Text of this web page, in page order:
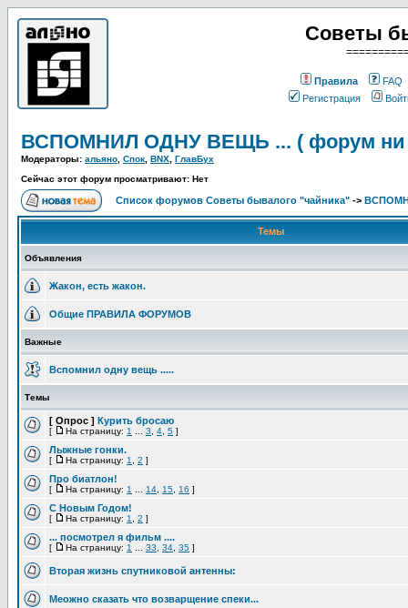
Советы
Правила
FAQ
Регистрация
ВСПОМНИЛ ОДНУ ВЕЩЬ ... ( форум ни
Модераторы: альяно Спок BNX ГлавБух
Сейчас этот форум просматривают: Нет
Список форумов Советы бывалого "чайника" ->
Темы
Объявления
Жакон, есть жакон.
Общие ПРАВИЛА ФОРУМОВ
Важные
Вспомнил одну вещь .....
Темы
[ Опрос ] Курить бросаю
[ На страницу: 1 3 4 5 ]
Лыжные гонки.
[ На страницу: 1 2 ]
Про биатлон!
[ На страницу: 1 14 15 16 ]
С Новым Годом!
[ На страницу: 1 2 ]
... посмотрел я фильм ....
[ На страницу: 1 33 34 35 ]
Вторая жизнь спутниковой антенны:
Меожно сказать что возварщение спеки...